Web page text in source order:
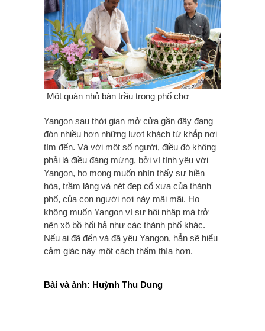
Một quán nhỏ bán trầu trong phố chợ
Yangon sau thời gian mở cửa gần đây đang
đón nhiều hơn những lượt khách từ khắp nơi
tìm đến. Và với một số người, điều đó không
phải là điều đáng mừng, bởi vì tình yêu với
Yangon, họ mong muốn nhìn thấy sự hiền
hòa, trầm lặng và nét đẹp cổ xưa của thành
phố, của con người nơi này mãi mãi. Họ
không muốn Yangon vì sự hội nhập mà trở
nên xô bồ hối hả như các thành phố khác.
Nếu ai đã đến và đã yêu Yangon, hẳn sẽ hiểu
cảm giác này một cách thấm thía hơn.
Bài và ảnh: Huỳnh Thu Dung